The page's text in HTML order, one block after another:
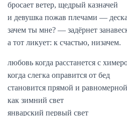
бросает ветер, щедрый казначей
и девушка пожав плечами —
зачем ты мне? — задёрнет
а тот ликует: к счастью, низачем.
любовь когда расстанется с
когда слегка оправится от бед
становится прямой и равномерной
как зимний свет
январский первый свет